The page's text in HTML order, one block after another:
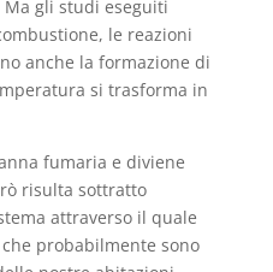
Ma gli studi eseguiti
le reazioni
anche la formazione di
si trasforma in
fumaria e diviene
risulta sottratto
attraverso il quale
probabilmente sono